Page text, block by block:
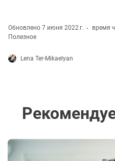
Обновлено 7 июня 2022 г. время
Полезное
Lena Ter-Mikaelyan